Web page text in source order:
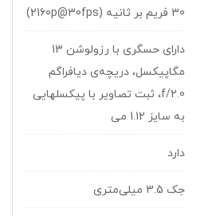
30 فریم بر ثانیه (2160p@30fps)
دارای حسگری با رزولوشن 13
مگاپیکسل، دریچه‌ی دیافراگم
f/2.0، ثبت تصاویر با پیکسل‎هایی
به سایز 1.12 می
دارد
جک 3.5 میلی‌متری